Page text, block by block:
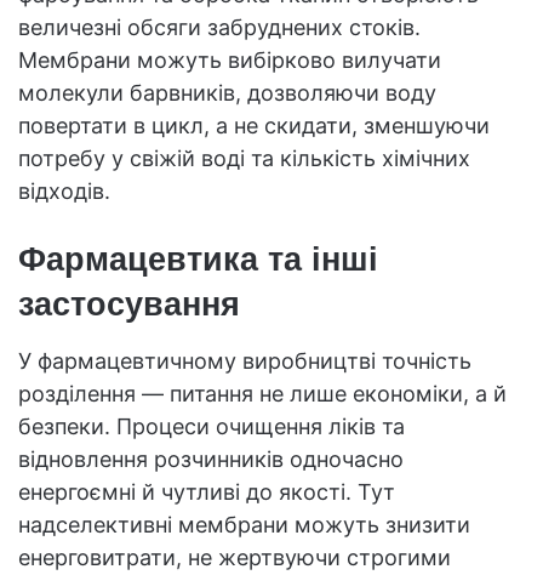
величезні обсяги забруднених стоків.
Мембрани можуть вибірково вилучати
молекули барвників, дозволяючи воду
повертати в цикл, а не скидати, зменшуючи
потребу у свіжій воді та кількість хімічних
відходів.
Фармацевтика та інші
застосування
У фармацевтичному виробництві точність
розділення — питання не лише економіки, а й
безпеки. Процеси очищення ліків та
відновлення розчинників одночасно
енергоємні й чутливі до якості. Тут
надселективні мембрани можуть знизити
енерговитрати, не жертвуючи строгими